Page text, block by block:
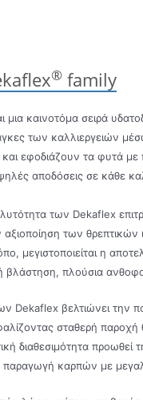
® family
μια καινοτόμα σειρά
των καλλιεργειών
εφοδιάζουν τα φυτά
αποδόσεις σε κάθε
των Dekaflex
των
μεγιστοποιείται η
βλάστηση, πλούσια
Dekaflex βελτιώνει την
σταθερή παροχή
διαθεσιμότητα
καρπών με